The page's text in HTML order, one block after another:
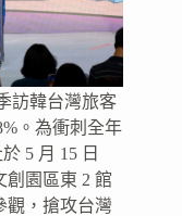
訪韓台灣旅客
。為衝刺全年
5 月 15 日
創園區東 2 館
觀，搶攻台灣